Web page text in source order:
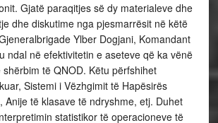
Gjatë paraqitjes së dy materialeve dhe
dhe diskutime nga pjesmarrësit në këtë
Ylber Dogjani, Komandant
ndal në efektivitetin e aseteve që ka vënë
të QNOD. Këtu përfshihet
Sistemi i Vëzhgimit të Hapësirës
Anije të klasave të ndryshme, etj. Duhet
statistikor të operacioneve të